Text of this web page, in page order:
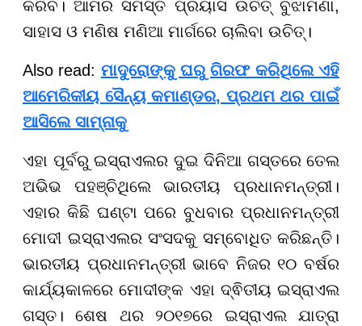
କରିବ। ଆମର ସମସ୍ତ ପ୍ରୟାସ ଉଚିତ୍ ବୁଝାମଣା,
ସାହାସ ଓ ମଣିଷ ମଣିଆ ମାର୍ଗରେ ଚାଲିବା ଉଚିତ୍।
Also read: ମାଦୁରୋଙ୍କୁ ଘରୁ ଗିରଫ କରିଥିଲେ ଏହି
ଆମେରିକୀୟ ସୈନ୍ୟ କମାଣ୍ଡର, ପ୍ରଥମ ଥର ପାଇଁ
ଆସିଲେ ସାମ୍ନାକୁ
ଏହା ପୂର୍ବରୁ ଇସ୍ରାଏଲର ଦୁଇ ଦିନିଆ ଗସ୍ତରେ ତେଲ
ଅଭିଭ ପହଞ୍ଚିଥିଲେ ଭାରତୀୟ ପ୍ରଧାନମନ୍ତ୍ରୀ।
ଏହାର କିଛି ଘଣ୍ଟା ପରେ ବୁଧବାର ପ୍ରଧାନମନ୍ତ୍ରୀ
ମୋଦୀ ଇସ୍ରାଏଲର ସଂସଦକୁ ସମ୍ବୋଧିତ କରିଛନ୍ତି।
ଭାରତୀୟ ପ୍ରଧାନମନ୍ତ୍ରୀ ଭାବେ ନିଜର ୧୦ ବର୍ଷର
କାର୍ଯ୍ୟକାଳରେ ମୋଦୀଙ୍କ ଏହା ଦ୍ଵିତୀୟ ଇସ୍ରାଏଲ
ଗସ୍ତ। ଶେଷ ଥର ୨୦୧୭ରେ ଇସ୍ରାଏଲ ଯାତ୍ରା